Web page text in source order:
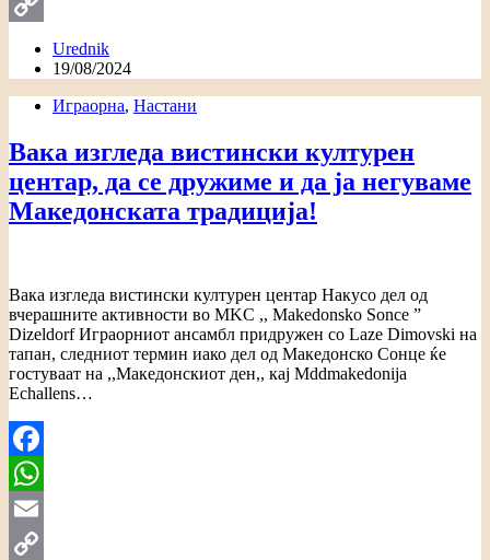
Email
Link
Urednik
19/08/2024
Играорна, Настани
Вака изгледа вистински културен
центар, да се дружиме и да ја негуваме
Македонската традиција!
Вака изгледа вистински културен центар Накусо дел од
вчерашните активности во MKC ,, Makedonsko Sonce ”
Dizeldorf Играорниот ансамбл придружен со Laze Dimovski на
тапан, следниот термин иако дел од Македонско Сонце ќе
гостуваат на ,,Македонскиот ден,, кај Mddmakedonija
Echallens…
Facebook
WhatsApp
Email